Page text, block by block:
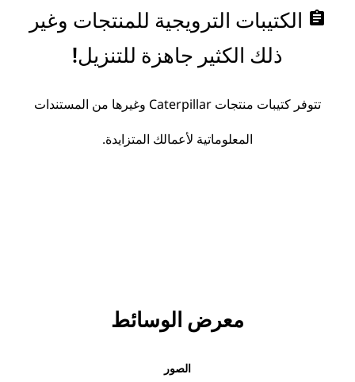
assignment الكتيبات الترويجية للمنتجات وغير
ذلك الكثير جاهزة للتنزيل!
تتوفر كتيبات منتجات Caterpillar وغيرها من المستندات
المعلوماتية لأعمالك المتزايدة.
معرض الوسائط
الصور